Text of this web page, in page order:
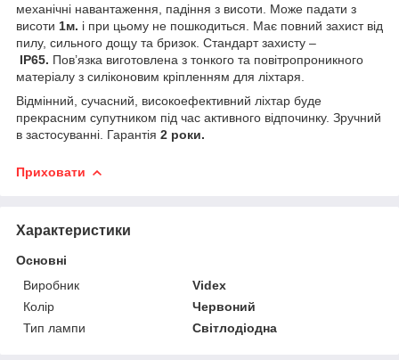
механічні навантаження, падіння з висоти. Може падати з
висоти 1м. і при цьому не пошкодиться. Має повний захист від
пилу, сильного дощу та бризок. Стандарт захисту –
IP65. Пов’язка виготовлена з тонкого та повітропроникного
матеріалу з силіконовим кріпленням для ліхтаря.
Відмінний, сучасний, високоефективний ліхтар буде
прекрасним супутником під час активного відпочинку. Зручний
в застосуванні. Гарантія 2 роки.
Приховати
Характеристики
Основні
Виробник
Videx
Колір
Червоний
Тип лампи
Світлодіодна